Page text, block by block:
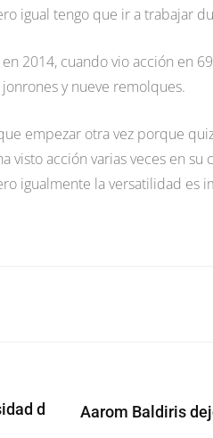
igual tengo que ir a trabajar
2014, cuando vio acción en
y nueve remolques.
empezar otra vez porque
acción varias veces en su
igualmente la versatilidad es
d
Aarom Baldiris